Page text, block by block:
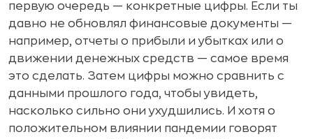
первую очередь — конкретные цифры. Если ты
давно не обновлял финансовые документы —
например, отчеты о прибыли и убытках или о
движении денежных средств — самое время
это сделать. Затем цифры можно сравнить с
данными прошлого года, чтобы увидеть,
насколько сильно они ухудшились. И хотя о
положительном влиянии пандемии говорят